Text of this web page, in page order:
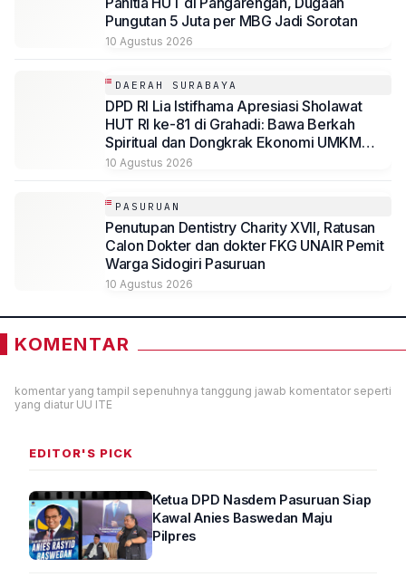
Pungutan 5 Juta per MBG Jadi Sorotan
10 Agustus 2026
DAERAH SURABAYA
DPD RI Lia Istifhama Apresiasi Sholawat
HUT RI ke-81 di Grahadi: Bawa Berkah
Spiritual dan Dongkrak Ekonomi UMKM
Jatim
10 Agustus 2026
PASURUAN
Penutupan Dentistry Charity XVII, Ratusan
Calon Dokter dan dokter FKG UNAIR Pemit
Warga Sidogiri Pasuruan
10 Agustus 2026
KOMENTAR
komentar yang tampil sepenuhnya tanggung jawab komentator seperti
yang diatur UU ITE
EDITOR'S PICK
Ketua DPD Nasdem Pasuruan Siap
Kawal Anies Baswedan Maju
Pilpres